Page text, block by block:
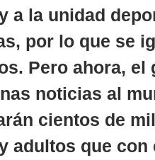
a la unidad
por lo que se
Pero ahora, el
noticias al
cientos de
adultos que con